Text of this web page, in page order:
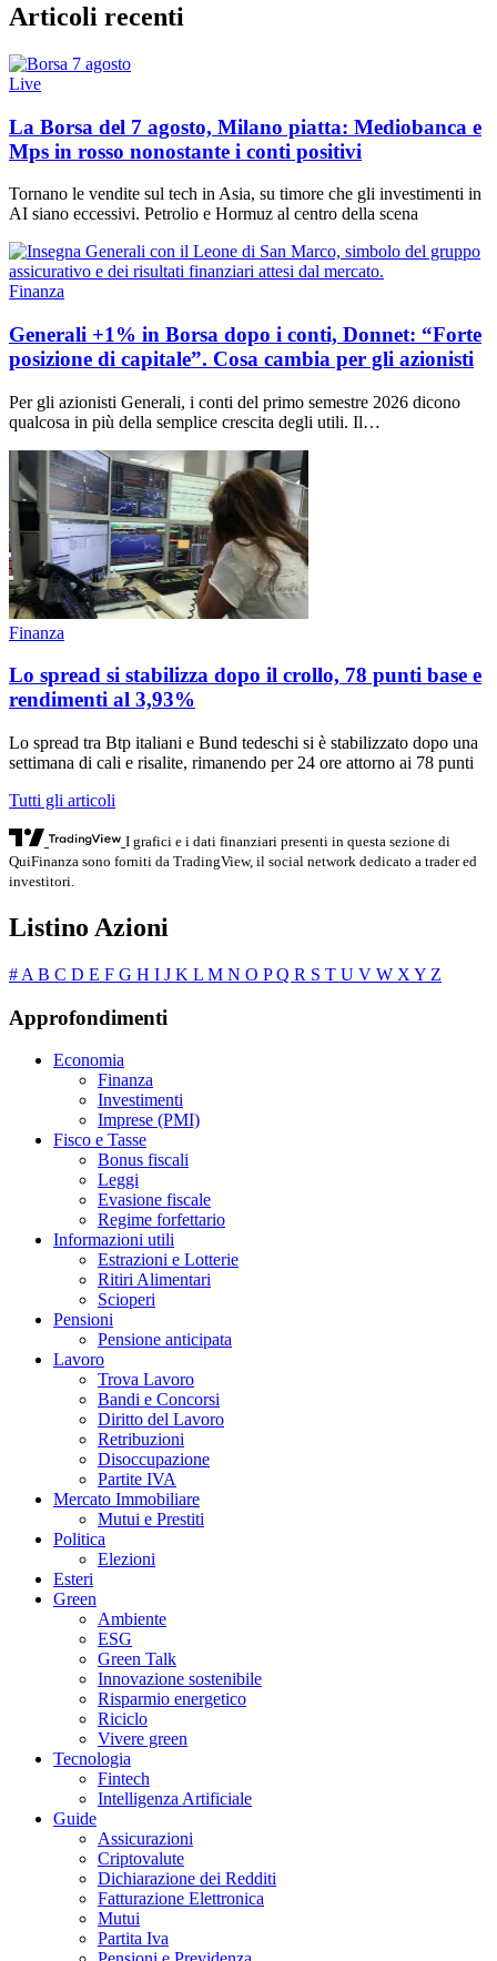
Articoli recenti
Live
La Borsa del 7 agosto, Milano piatta: Mediobanca e
Mps in rosso nonostante i conti positivi
Tornano le vendite sul tech in Asia, su timore che gli investimenti in
AI siano eccessivi. Petrolio e Hormuz al centro della scena
Finanza
Generali +1% in Borsa dopo i conti, Donnet: “Forte
posizione di capitale”. Cosa cambia per gli azionisti
Per gli azionisti Generali, i conti del primo semestre 2026 dicono
qualcosa in più della semplice crescita degli utili. Il…
Finanza
Lo spread si stabilizza dopo il crollo, 78 punti base e
rendimenti al 3,93%
Lo spread tra Btp italiani e Bund tedeschi si è stabilizzato dopo una
settimana di cali e risalite, rimanendo per 24 ore attorno ai 78 punti
Tutti gli articoli
I grafici e i dati finanziari presenti in questa sezione di
QuiFinanza sono forniti da TradingView, il social network dedicato a trader ed
investitori.
Listino Azioni
# A B C D E F G H I J K L M N O PQ R S T U V W X Y Z
Approfondimenti
Economia
Finanza
Investimenti
Imprese (PMI)
Fisco e Tasse
Bonus fiscali
Leggi
Evasione fiscale
Regime forfettario
Informazioni utili
Estrazioni e Lotterie
Ritiri Alimentari
Scioperi
Pensioni
Pensione anticipata
Lavoro
Trova Lavoro
Bandi e Concorsi
Diritto del Lavoro
Retribuzioni
Disoccupazione
Partite IVA
Mercato Immobiliare
Mutui e Prestiti
Politica
Elezioni
Esteri
Green
Ambiente
ESG
Green Talk
Innovazione sostenibile
Risparmio energetico
Riciclo
Vivere green
Tecnologia
Fintech
Intelligenza Artificiale
Guide
Assicurazioni
Criptovalute
Dichiarazione dei Redditi
Fatturazione Elettronica
Mutui
Partita Iva